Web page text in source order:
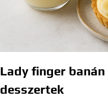
Lady finger banán
desszertek